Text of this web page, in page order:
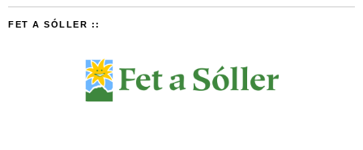
FET A SÓLLER ::